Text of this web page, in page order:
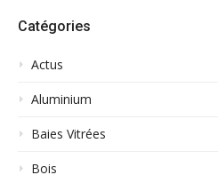
Catégories
Actus
Aluminium
Baies Vitrées
Bois